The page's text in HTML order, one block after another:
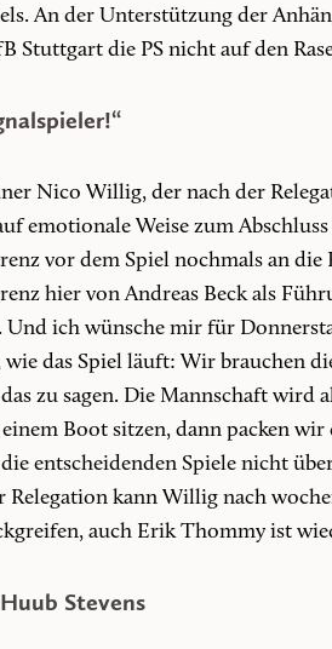
An der Unterstützung der
Stuttgart die PS nicht auf den
Nico Willig, der nach der
emotionale Weise zum
vor dem Spiel nochmals an die
hier von Andreas Beck als
Und ich wünsche mir für
wie das Spiel läuft: Wir brauchen
zu sagen. Die Mannschaft wird
Boot sitzen, dann packen wir
entscheidenden Spiele nicht
kann Willig nach
auch Erik Thommy ist
Stevens